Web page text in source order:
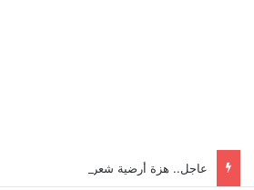
عاجل.. هزة أرضية شعر بها سكان إسطنبول